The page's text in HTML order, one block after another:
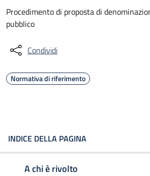
Procedimento di proposta di
pubblico
Condividi
Normativa di riferimento
INDICE DELLA PAGINA
A chi è rivolto